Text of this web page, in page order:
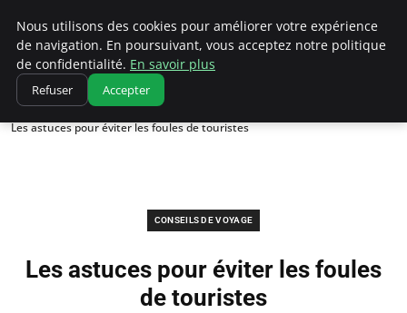
Correze Co
Accueil
Conseils de voyage
Les astuces pour éviter les foules de touristes
CONSEILS DE VOYAGE
Les astuces pour éviter les foules
de touristes
Nous utilisons des cookies pour améliorer votre expérience
de navigation. En poursuivant, vous acceptez notre politique
de confidentialité. En savoir plus
Refuser Accepter